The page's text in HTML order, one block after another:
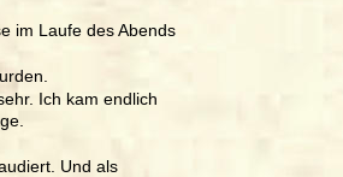
im Laufe des Abends
Ich kam endlich
Und als